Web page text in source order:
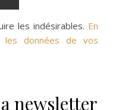
les indésirables. En
données de vos
newsletter